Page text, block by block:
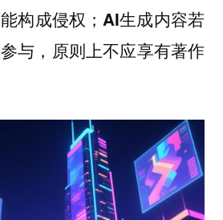
构成侵权；AI生成内容若
与，原则上不应享有著作